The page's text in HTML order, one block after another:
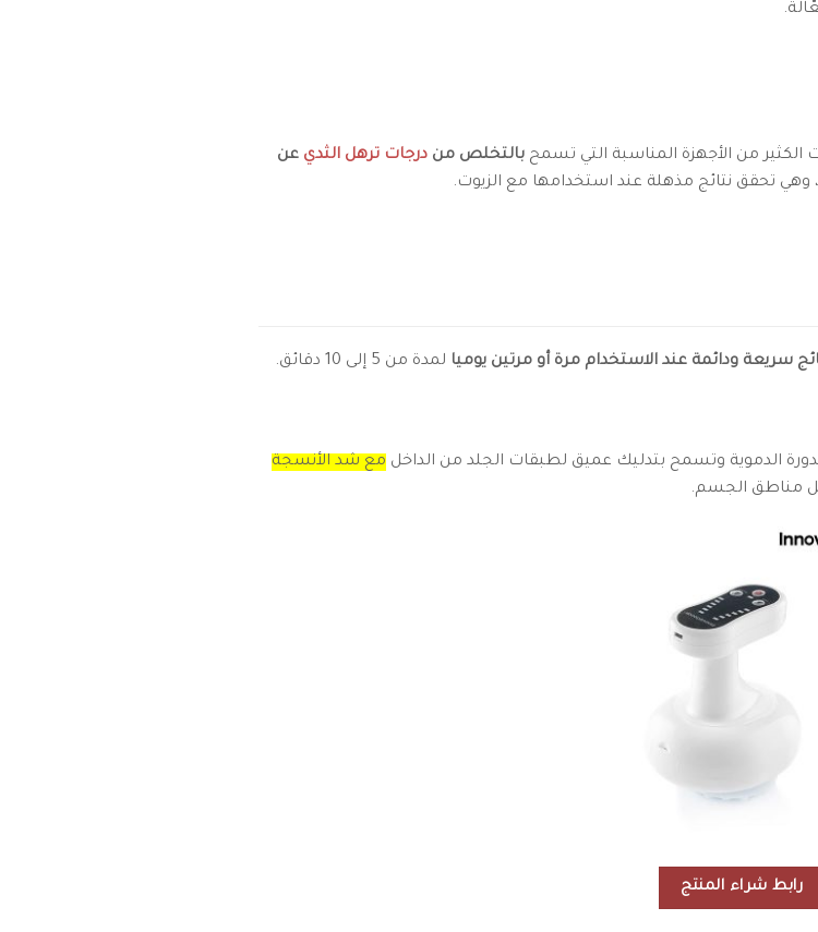
من الأجهزة المناسبة التي تسمح بالتخلص من درجات ترهل الثدي عن
وهي تحقق نتائج مذهلة عند استخدامها مع الزيوت.
سريعة ودائمة عند الاستخدام مرة أو مرتين يوميا لمدة من 5 إلى 10 دقائق.
الدموية وتسمح بتدليك عميق لطبقات الجلد من الداخل مع شد الأنسجة
مناطق الجسم.
رابط شراء المنتج